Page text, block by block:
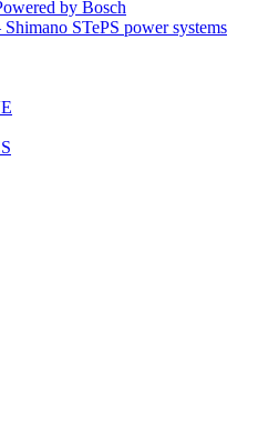
by Bosch
STePS power systems